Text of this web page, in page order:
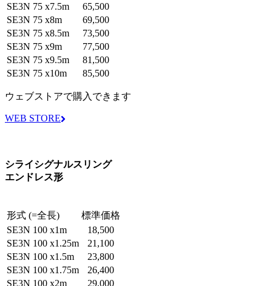
SE3N 75 x7.5m
65,500
SE3N 75 x8m
69,500
SE3N 75 x8.5m
73,500
SE3N 75 x9m
77,500
SE3N 75 x9.5m
81,500
SE3N 75 x10m
85,500
ウェブストアで購入できます
WEB STORE
シライシグナルスリング
エンドレス形
形式 (=全長)
標準価格
SE3N 100 x1m
18,500
SE3N 100 x1.25m
21,100
SE3N 100 x1.5m
23,800
SE3N 100 x1.75m
26,400
SE3N 100 x2m
29,000